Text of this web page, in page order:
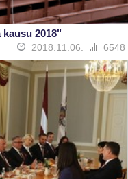
2018"
2018.11.06. 6548